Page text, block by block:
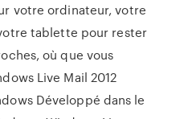
votre ordinateur, votre
tablette pour rester
où que vous
Live Mail 2012
Développé dans le